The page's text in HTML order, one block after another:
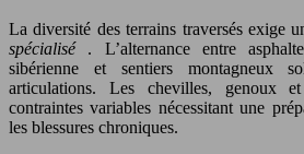
La diversité des terrains traversés exige
spécialisé . L’alternance entre
sibérienne et sentiers montagneux
articulations. Les chevilles, genoux
contraintes variables nécessitant une
les blessures chroniques.